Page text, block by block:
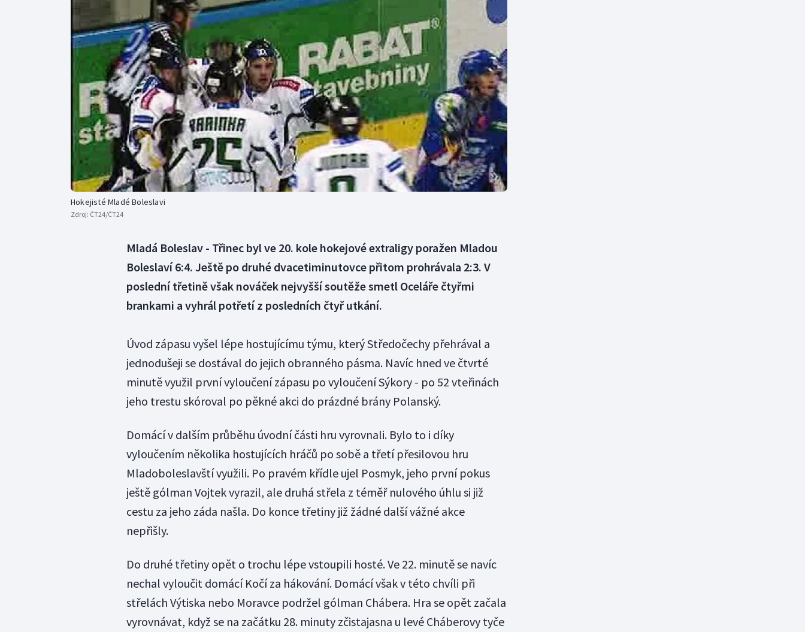
Curling
Dostihy
Florbal
Futsal
Golf
Gymnastika
Moderní pětiboj
Motorsport
Olympijské hry
Parasport
Plavání
Plážový volejbal
Veslování
Vodní slalom
Volejbal
Ostatní
Hokejisté Mladé Boleslavi
Zdroj: ČT24/ČT24
Mladá Boleslav - Třinec byl ve 20. kole hokejové extraligy poražen Mladou
Boleslaví 6:4. Ještě po druhé dvacetiminutovce přitom prohrávala 2:3. V
poslední třetině však nováček nejvyšší soutěže smetl Oceláře čtyřmi
brankami a vyhrál potřetí z posledních čtyř utkání.
Úvod zápasu vyšel lépe hostujícímu týmu, který Středočechy přehrával a
jednodušeji se dostával do jejich obranného pásma. Navíc hned ve čtvrté
minutě využil první vyloučení zápasu po vyloučení Sýkory - po 52 vteřinách
jeho trestu skóroval po pěkné akci do prázdné brány Polanský.
Domácí v dalším průběhu úvodní části hru vyrovnali. Bylo to i díky
vyloučením několika hostujících hráčů po sobě a třetí přesilovou hru
Mladoboleslavští využili. Po pravém křídle ujel Posmyk, jeho první pokus
ještě gólman Vojtek vyrazil, ale druhá střela z téměř nulového úhlu si již
cestu za jeho záda našla. Do konce třetiny již žádné další vážné akce
nepřišly.
Do druhé třetiny opět o trochu lépe vstoupili hosté. Ve 22. minutě se navíc
nechal vyloučit domácí Kočí za hákování. Domácí však v této chvíli při
střelách Výtiska nebo Moravce podržel gólman Chábera. Hra se opět začala
vyrovnávat, když se na začátku 28. minuty zčistajasna u levé Cháberovy tyče